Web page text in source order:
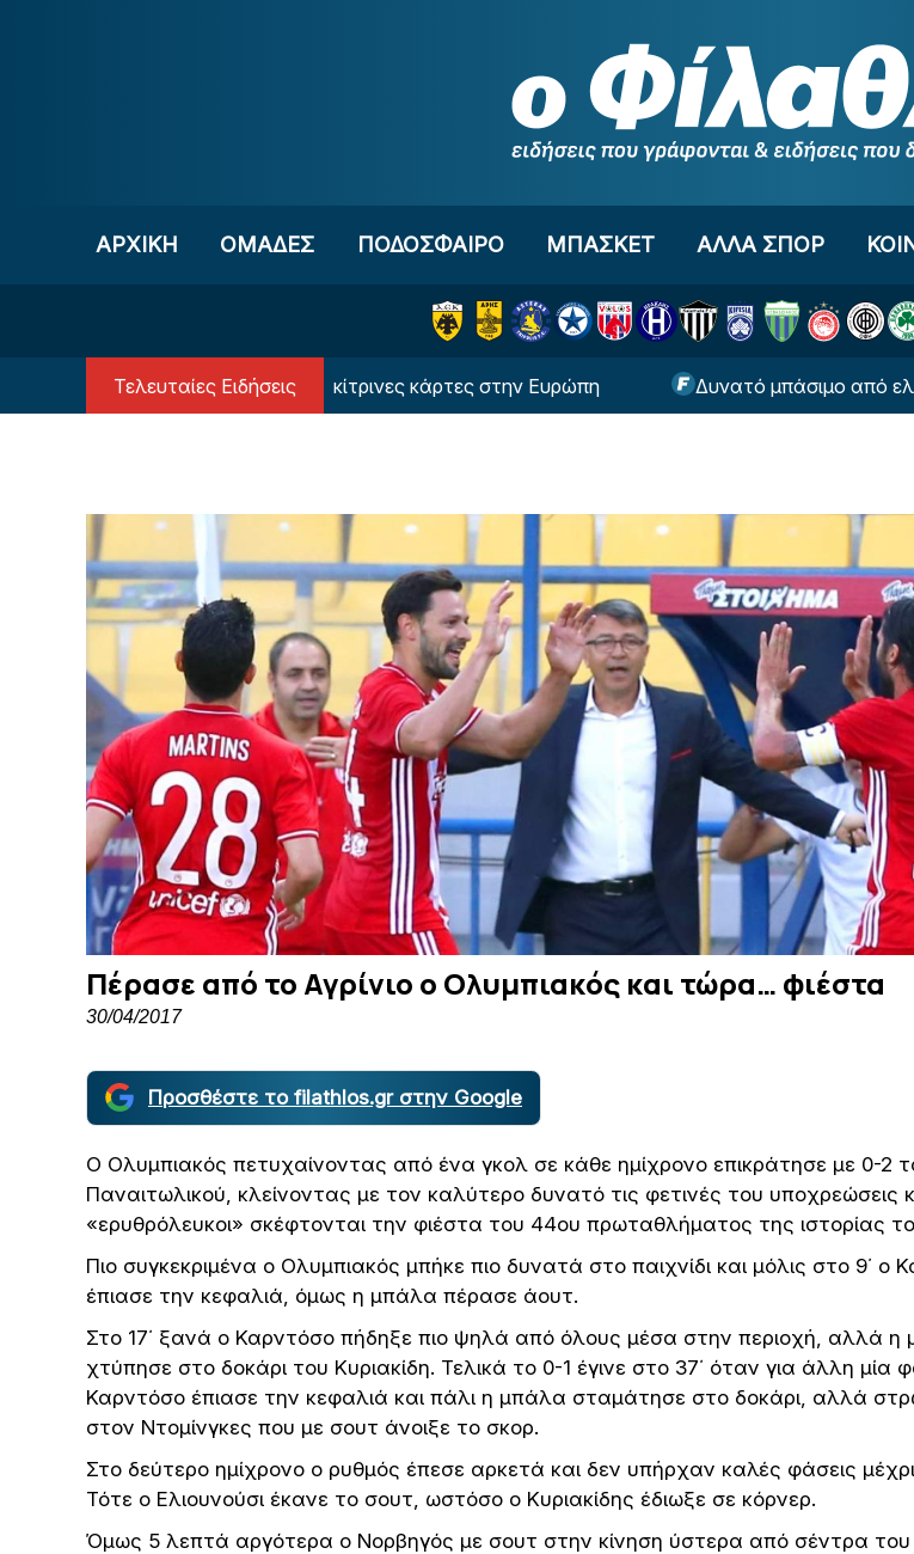
ΑΡΧΙΚΗ OΜΑΔΕΣ ΠΟΔΟΣΦΑΙΡΟ ΜΠΑΣΚΕΤ ΑΛΛΑ ΣΠΟΡ
Τελευταίες Ειδήσεις
από την UEFA για τις κίτρινες κάρτες στην Ευρώπη Δυνατό μπάσιμο από
Πέρασε από το Αγρίνιο ο Ολυμπιακός και τώρα… φιέστα
30/04/2017
Προσθέστε το filathlos.gr στην Google
Ο Ολυμπιακός πετυχαίνοντας από ένα γκολ σε κάθε ημίχρονο επικράτησε με 0-2
Παναιτωλικού, κλείνοντας με τον καλύτερο δυνατό τις φετινές του υποχρεώσεις
«ερυθρόλευκοι» σκέφτονται την φιέστα του 44ου πρωταθλήματος της ιστορίας
Πιο συγκεκριμένα ο Ολυμπιακός μπήκε πιο δυνατά στο παιχνίδι και μόλις στο 9΄ ο
έπιασε την κεφαλιά, όμως η μπάλα πέρασε άουτ.
Στο 17΄ ξανά ο Καρντόσο πήδηξε πιο ψηλά από όλους μέσα στην περιοχή, αλλά η
χτύπησε στο δοκάρι του Κυριακίδη. Τελικά το 0-1 έγινε στο 37΄ όταν για άλλη μία
Καρντόσο έπιασε την κεφαλιά και πάλι η μπάλα σταμάτησε στο δοκάρι, αλλά
στον Ντομίνγκες που με σουτ άνοιξε το σκορ.
Στο δεύτερο ημίχρονο ο ρυθμός έπεσε αρκετά και δεν υπήρχαν καλές φάσεις μέχρι
Τότε ο Ελιουνούσι έκανε το σουτ, ωστόσο ο Κυριακίδης έδιωξε σε κόρνερ.
Όμως 5 λεπτά αργότερα ο Νορβηγός με σουτ στην κίνηση ύστερα από σέντρα